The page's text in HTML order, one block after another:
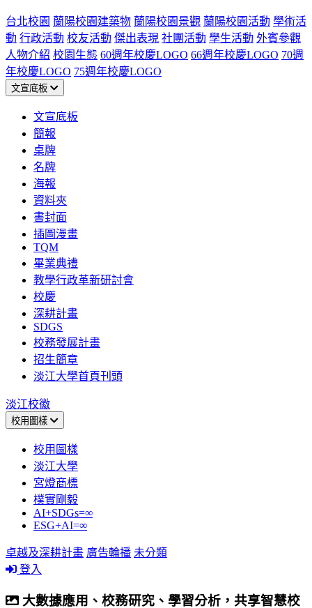
台北校園 蘭陽校園建築物 蘭陽校園景觀 蘭陽校園活動 學術活
動 行政活動 校友活動 傑出表現 社團活動 學生活動 外賓參觀
人物介紹 校園生態 60週年校慶LOGO 66週年校慶LOGO 70週
年校慶LOGO 75週年校慶LOGO
文宣底板
文宣底板
簡報
桌牌
名牌
海報
資料夾
書封面
插圖漫畫
TQM
畢業典禮
教學行政革新研討會
校慶
深耕計畫
SDGS
校務發展計畫
招生簡章
淡江大學首頁刊頭
淡江校徽
校用圖樣
校用圖樣
淡江大學
宮燈商標
樸實剛毅
AI+SDGs=∞
ESG+AI=∞
卓越及深耕計畫 廣告輪播 未分類
登入
大數據應用、校務研究、學習分析，共享智慧校